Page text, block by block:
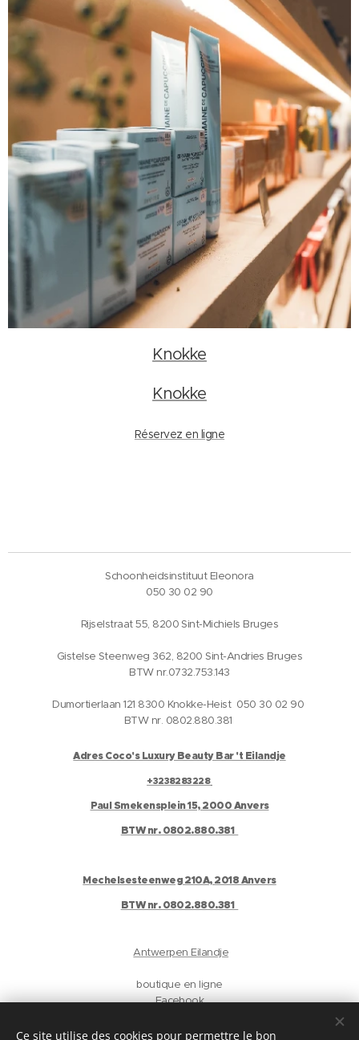
Knokke
Knokke
Réservez en ligne
Schoonheidsinstituut Eleonora
050 30 02 90
Rijselstraat 55, 8200 Sint-Michiels Bruges
Gistelse Steenweg 362, 8200 Sint-Andries Bruges
BTW nr.0732.753.143
Dumortierlaan 121 8300 Knokke-Heist 050 30 02 90
BTW nr. 0802.880.381
Adres Coco's Luxury Beauty Bar 't Eilandje
+3238283228
Paul Smekensplein 15, 2000 Anvers
BTW nr. 0802.880.381
Mechelsesteenweg 210A, 2018 Anvers
BTW nr. 0802.880.381
Antwerpen Eilandje
boutique en ligne
Facebook
Gelaat
Ce site utilise des cookies pour permettre le bon